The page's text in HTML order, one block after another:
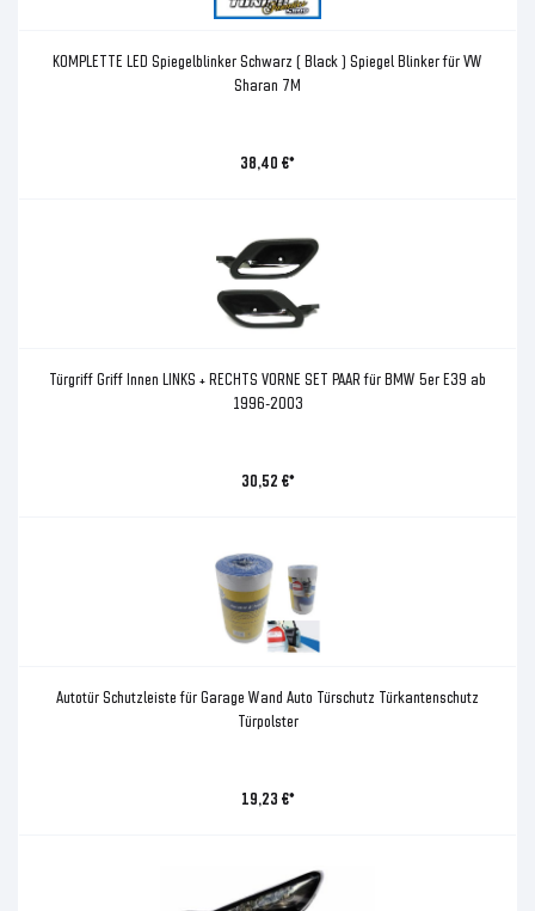
KOMPLETTE LED Spiegelblinker Schwarz ( Black ) Spiegel Blinker für VW
Sharan 7M
38,40 €*
Türgriff Griff Innen LINKS + RECHTS VORNE SET PAAR für BMW 5er E39 ab
1996-2003
30,52 €*
Autotür Schutzleiste für Garage Wand Auto Türschutz Türkantenschutz
Türpolster
19,23 €*